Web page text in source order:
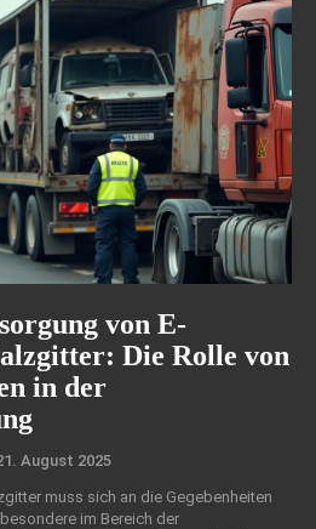
von E-
Die Rolle von
in der
August 2025
muss sich an die Gegebenheiten
im Bereich der